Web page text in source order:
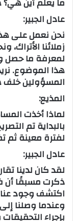
عادل الجبير:
نحن نعمل على
زملائنا
لمعرفة ما حصل
هذا الموضوع.
المسؤولين
المذيع:
بالبداية تم
لفترة معينة ثم
عادل الجبير:
لقد كان لدينا
ذكرت مسبقًا أن
اكتشف وجود
وعندما وصلنا
بإجراء